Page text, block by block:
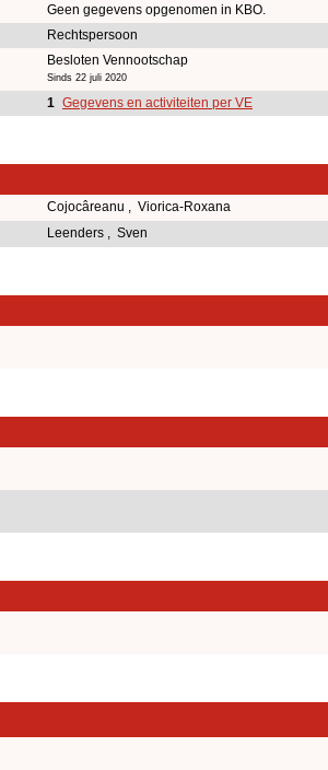
Geen gegevens opgenomen in KBO.
Rechtspersoon
Besloten Vennootschap
Sinds 22 juli 2020
1 Gegevens en activiteiten per VE
Cojocâreanu , Viorica-Roxana
Leenders , Sven